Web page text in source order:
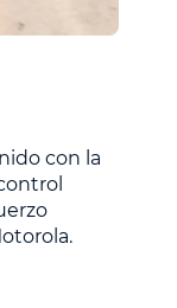
con la